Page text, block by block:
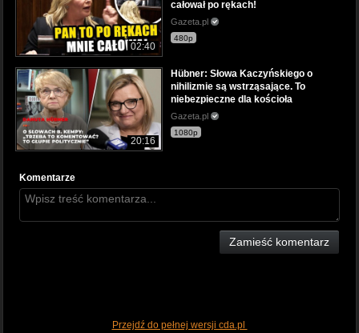
02:40
całował po rękach!
Gazeta.pl
480p
20:16
Hübner: Słowa Kaczyńskiego o
nihilizmie są wstrząsające. To
niebezpieczne dla kościoła
Gazeta.pl
1080p
Komentarze
Zamieść komentarz
Przejdź do pełnej wersji cda.pl